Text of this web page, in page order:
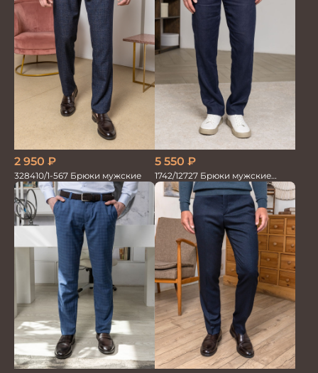
2 950 ₽
328410/1-567 Брюки мужские
5 550 ₽
1742/12727 Брюки мужские
100%лён т.син